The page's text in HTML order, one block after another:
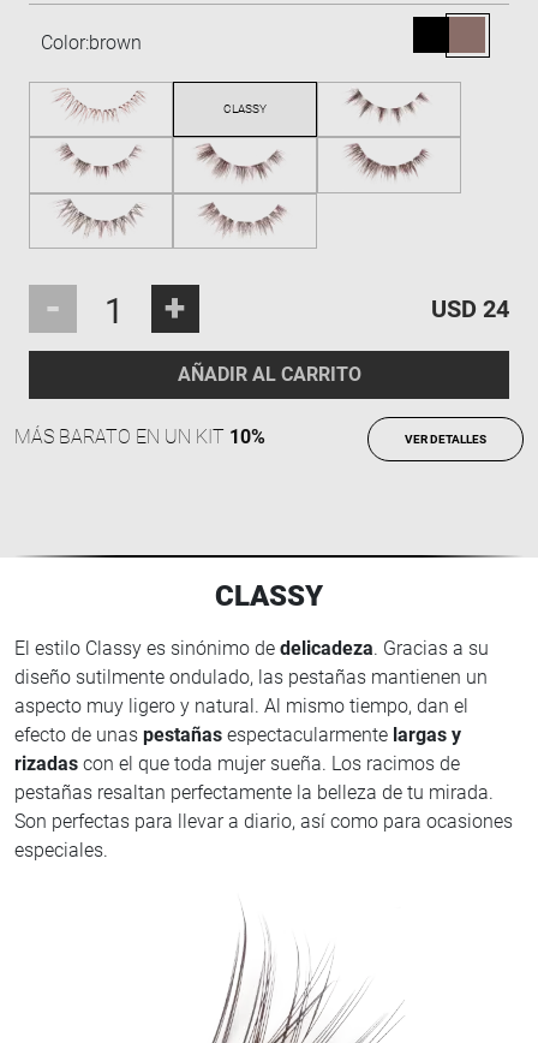
Color:brown
- + USD 24
AÑADIR AL CARRITO
MÁS BARATO EN UN KIT 10% VER DETALLES
CLASSY
El estilo Classy es sinónimo de delicadeza. Gracias a su
diseño sutilmente ondulado, las pestañas mantienen un
aspecto muy ligero y natural. Al mismo tiempo, dan el
efecto de unas pestañas espectacularmente largas y
rizadas con el que toda mujer sueña. Los racimos de
pestañas resaltan perfectamente la belleza de tu mirada.
Son perfectas para llevar a diario, así como para ocasiones
especiales.